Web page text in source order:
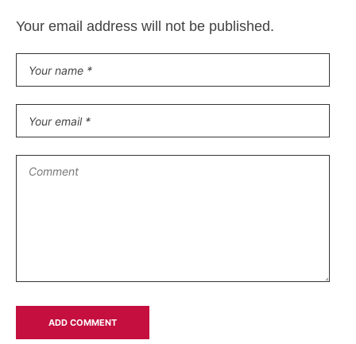
Your email address will not be published.